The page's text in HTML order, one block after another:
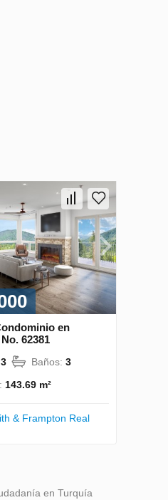
en
62381
3 Baños: 3
143.69 m²
& Frampton Real
en Turquía